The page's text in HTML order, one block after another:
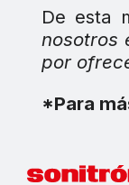
De esta
nosotros
por
*Para